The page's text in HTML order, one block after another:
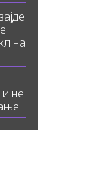
на
и не